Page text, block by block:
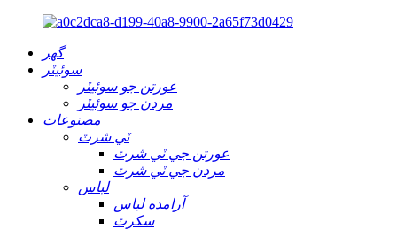
گهر
سوئيٽر
عورتن جو سوئيٽر
مردن جو سوئيٽر
مصنوعات
ٽي شرٽ
عورتن جي ٽي شرٽ
مردن جي ٽي شرٽ
لباس
آرامده لباس
سکرٽ